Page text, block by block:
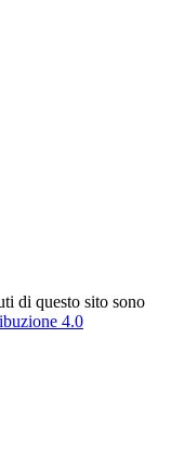
di questo sito sono
4.0